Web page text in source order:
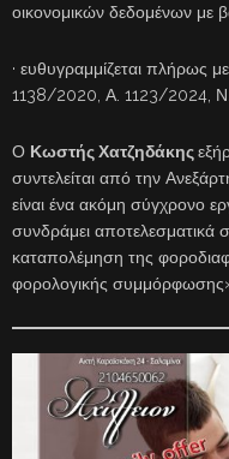
οικονομικών δεδομένων με
· ευθυγραμμίζεται πλήρως
1138/2020, Α. 1123/2024,
Ο Κωστής Χατζηδάκης
συντελείται από την
είναι ένα ακόμη σύγχρονο
συνδράμει αποτελεσματικά
καταπολέμηση της
φορολογικής